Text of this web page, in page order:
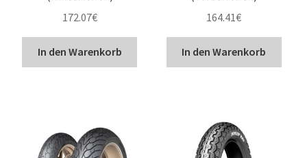
172.07€
In den Warenkorb
164.41€
In den Warenkorb